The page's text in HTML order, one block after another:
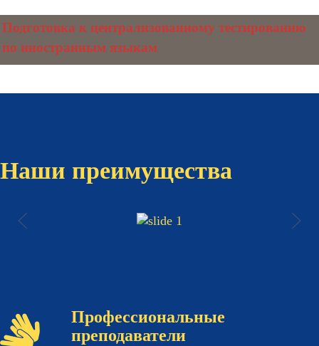
Подготовка к централизованному тестированию
по иностранным языкам
Наши преимущества
Профессиональные
преподаватели